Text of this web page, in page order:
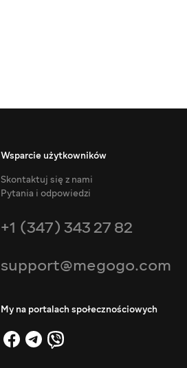
Wsparcie użytkowników
Skontaktuj się z nami
Pytania i odpowiedzi
+1 (347) 343 27 82
support@megogo.com
My na portalach społecznościowych